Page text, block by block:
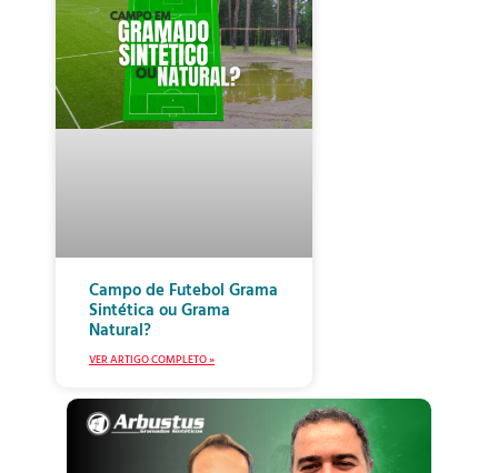
Campo de Futebol Grama
Sintética ou Grama
Natural?
VER ARTIGO COMPLETO »